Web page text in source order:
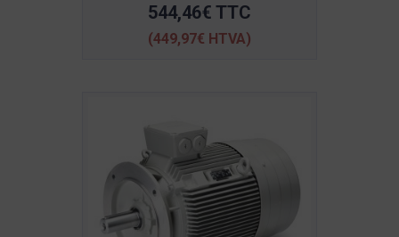
544,46€ TTC
(449,97€ HTVA)